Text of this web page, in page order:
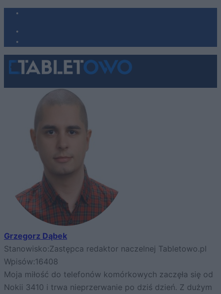
Grzegorz Dąbek
Stanowisko:Zastępca redaktor naczelnej Tabletowo.pl
Wpisów:16408
Moja miłość do telefonów komórkowych zaczęła się od
Nokii 3410 i trwa nieprzerwanie po dziś dzień. Z dużym